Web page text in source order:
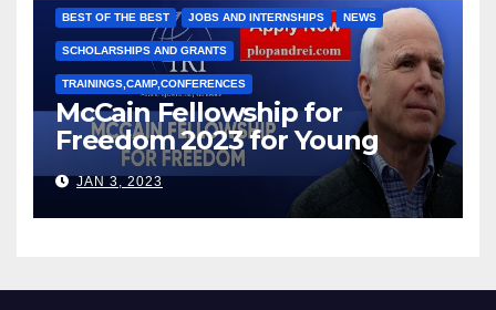
BEST OF THE BEST JOBS AND INTERNSHIPS NEWS
SCHOLARSHIPS AND GRANTS
TRAININGS,CAMP,CONFERENCES
McCain Fellowship for
Freedom 2023 for Young
Leaders
JAN 3, 2023